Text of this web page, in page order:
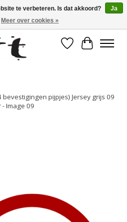
Verlanglijst
pijpjes) Jersey grijs 09
Image 09
te verbeteren. Is dat akkoord?
Ja
Meer over cookies »